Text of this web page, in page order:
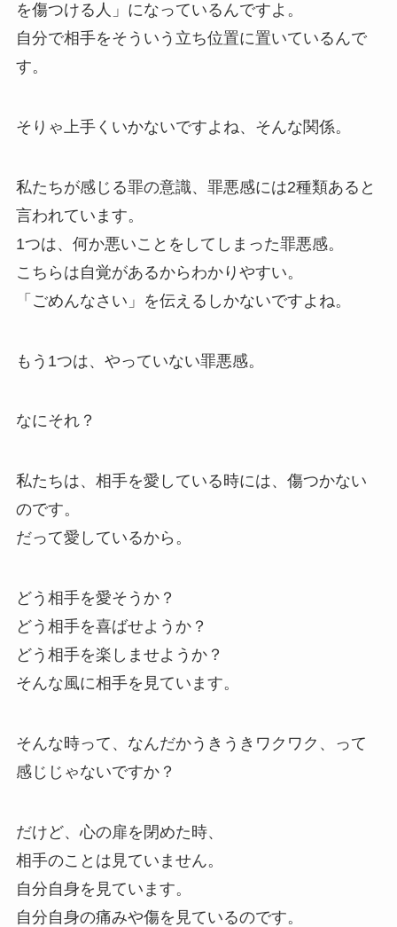
を傷つける人」になっているんですよ。
自分で相手をそういう立ち位置に置いているんで
す。
そりゃ上手くいかないですよね、そんな関係。
私たちが感じる罪の意識、罪悪感には2種類あると
言われています。
1つは、何か悪いことをしてしまった罪悪感。
こちらは自覚があるからわかりやすい。
「ごめんなさい」を伝えるしかないですよね。
もう1つは、やっていない罪悪感。
なにそれ？
私たちは、相手を愛している時には、傷つかない
のです。
だって愛しているから。
どう相手を愛そうか？
どう相手を喜ばせようか？
どう相手を楽しませようか？
そんな風に相手を見ています。
そんな時って、なんだかうきうきワクワク、って
感じじゃないですか？
だけど、心の扉を閉めた時、
相手のことは見ていません。
自分自身を見ています。
自分自身の痛みや傷を見ているのです。